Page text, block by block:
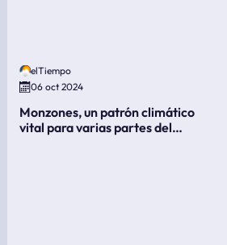
elTiempo
06 oct 2024
Monzones, un patrón climático
vital para varias partes del